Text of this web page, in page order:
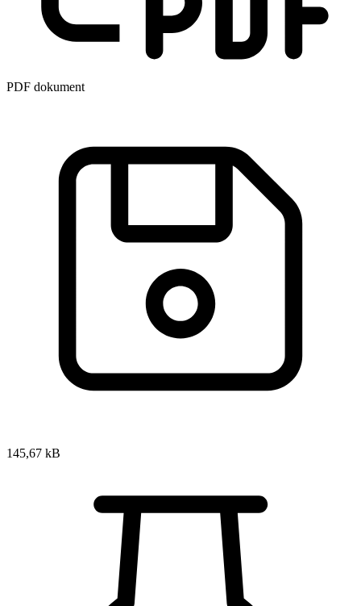
PDF dokument
145,67 kB